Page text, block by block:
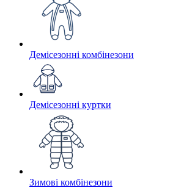
Демісезонні комбінезони
Демісезонні куртки
Зимові комбінезони